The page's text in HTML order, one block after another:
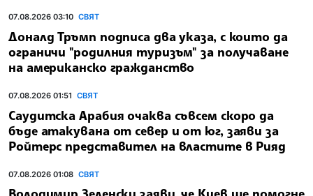
07.08.2026 03:10 СВЯТ
Доналд Тръмп подписа два указа, с които да
ограничи "родилния туризъм" за получаване
на американско гражданство
07.08.2026 01:51 СВЯТ
Саудитска Арабия очаква съвсем скоро да
бъде атакувана от север и от юг, заяви за
Ройтерс представител на властите в Рияд
07.08.2026 01:08 СВЯТ